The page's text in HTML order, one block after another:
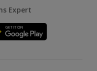
Expert